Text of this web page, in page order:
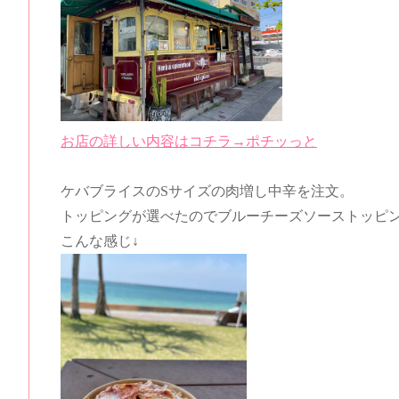
お店の詳しい内容はコチラ→ポチッっと
ケバブライスのSサイズの肉増し中辛を注文。
トッピングが選べたのでブルーチーズソーストッピ
こんな感じ↓